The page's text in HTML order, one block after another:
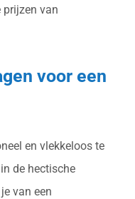
prijzen van
voor een
en vlekkeloos te
de hectische
van een